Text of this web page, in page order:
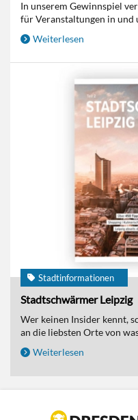
In unserem Gewinnspiel
für Veranstaltungen in und
Weiterlesen
Stadtinformationen
Stadtschwärmer Leipzig
Wer keinen Insider kennt,
an die liebsten Orte von
Weiterlesen